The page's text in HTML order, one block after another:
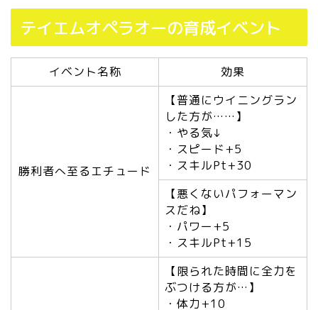
テイエムオペラオーの育成イベント
イベント名称 効果
勝利者へ至るエチュード
【普通にウイニングラン
した方が……】
・やる気↓
・スピード+5
・スキルPt+30
【悪くないパフォーマン
スだね】
・パワー+5
・スキルPt+15
【限られた時間に全力を
ぶつける方が…】
・体力+10